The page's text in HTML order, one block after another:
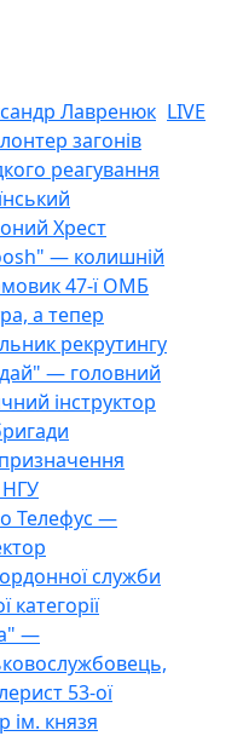
Лавренюк
загонів
реагування
Хрест
— колишній
47-ї ОМБ
а тепер
рекрутингу
— головний
інструктор
Телефус —
служби
категорії
—
53-ої
ім. князя
LIVE